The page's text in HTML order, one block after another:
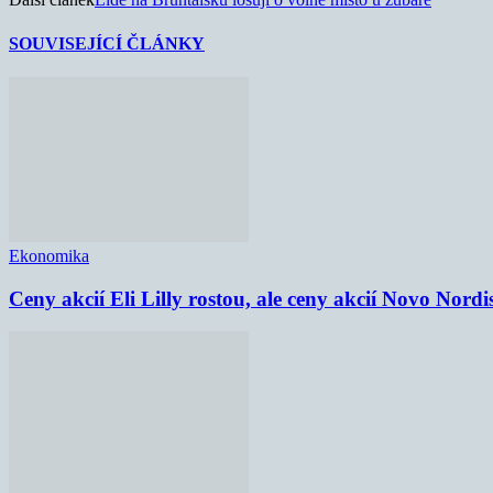
SOUVISEJÍCÍ ČLÁNKY
Ekonomika
Ceny akcií Eli Lilly rostou, ale ceny akcií Novo